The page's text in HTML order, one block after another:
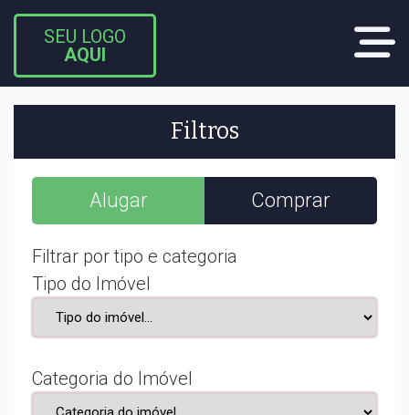
SEU LOGO
AQUI
Filtros
Alugar Comprar
Filtrar por tipo e categoria
Tipo do Imóvel
Categoria do Imóvel